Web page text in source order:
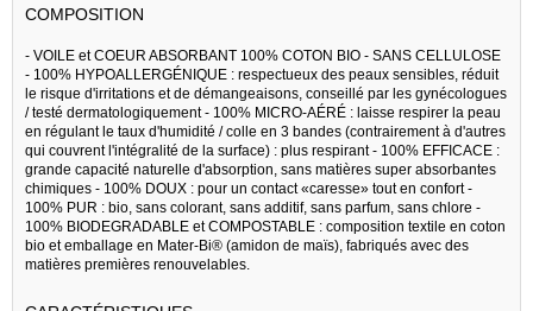
COMPOSITION
- VOILE et COEUR ABSORBANT 100% COTON BIO - SANS CELLULOSE
- 100% HYPOALLERGÉNIQUE : respectueux des peaux sensibles, réduit
le risque d'irritations et de démangeaisons, conseillé par les gynécologues
/ testé dermatologiquement - 100% MICRO-AÉRÉ : laisse respirer la peau
en régulant le taux d'humidité / colle en 3 bandes (contrairement à d'autres
qui couvrent l'intégralité de la surface) : plus respirant - 100% EFFICACE :
grande capacité naturelle d'absorption, sans matières super absorbantes
chimiques - 100% DOUX : pour un contact «caresse» tout en confort -
100% PUR : bio, sans colorant, sans additif, sans parfum, sans chlore -
100% BIODEGRADABLE et COMPOSTABLE : composition textile en coton
bio et emballage en Mater-Bi® (amidon de maïs), fabriqués avec des
matières premières renouvelables.